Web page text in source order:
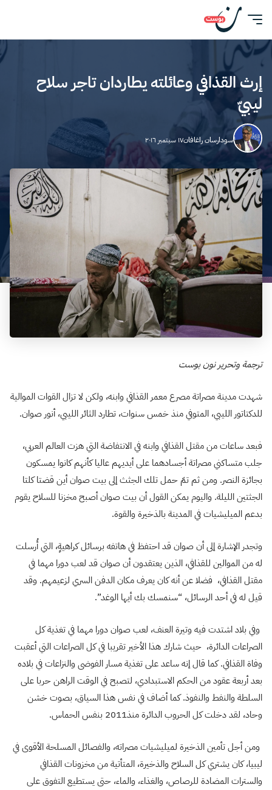
إرث القذافي وعائلته يطاردان تاجر سلاح
ليبيّ
سودارسان راغافان١٧ سبتمبر ٢٠١٦
ترجمة وتحرير نون بوست
شهدت مدينة مصراتة مصرع معمر القذافي وابنه، ولكن لا تزال القوات الموالية
للدكتاتور الليبي، المتوفي منذ خمس سنوات، تطارد الثائر الليبي، أنور صوان.
فبعد ساعات من مقتل القذافي وابنه في الانتفاضة التي هزت العالم العربي،
جلب متساكني مصراتة أجسادهما على أيديهم عاليا كأنهم كانوا يمسكون
بجائزة النصر. ومن ثم تمّ حمل تلك الجثث إلى بيت صوان أين قضتا كلتا
الجثتين الليلة. واليوم يمكن القول أن بيت صوان أصبح مخزنا للسلاح يقوم
بدعم الميليشيات في المدينة بالذخيرة والقوة.
وتجدر الإشارة إلى أن صوان قد احتفظ في هاتفه برسائل كراهيةٍ، التي أُرسلت
له من الموالين للقذافي، الذين يعتقدون أن صوان قد لعب دورا مهما في
مقتل القذافي، فضلا عن أنه كان يعرف مكان الدفن السري لزعيمهم. وقد
قيل له في أحد الرسائل، “سنمسك بك أيها الوغد”.
وفي بلاد اشتدت فيه وتيرة العنف، لعب صوان دورا مهما في تغذية كل
الصراعات الدائرة، حيث شارك هذا الأخير تقريبا في كل الصراعات التي أعقبت
وفاة القذافي. كما قال إنه ساعد على تغذية مسار الفوضى والنزاعات في بلاده
بعد أربعة عقود من الحكم الاستبدادي، لتصبح في الوقت الراهن حربا على
السلطة والنفط والنفوذ. كما أضاف في نفس هذا السياق، بصوت خشن
وحاد، لقد دخلت كل الحروب الدائرة منذ2011 بنفس الحماس.
ومن أجل تأمين الذخيرة لميليشيات مصراته، والفصائل المسلحة الأقوى في
ليبيا، كان يشتري كل السلاح والذخيرة، المتأتية من مخزونات القذافي
والسترات المضادة للرصاص، والغذاء، والماء، حتى يستطيع التفوق على